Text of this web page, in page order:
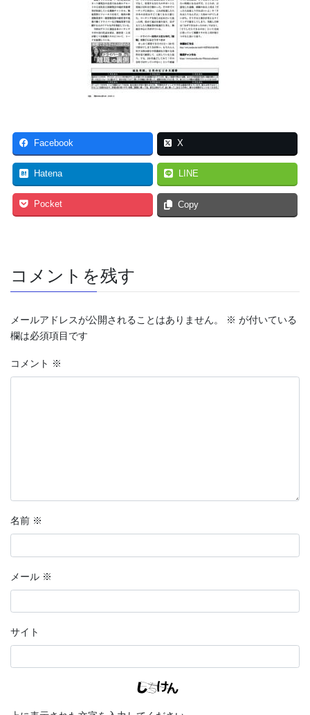
Facebook X
Hatena LINE
Pocket Copy
コメントを残す
メールアドレスが公開されることはありません。 ※ が付いている
欄は必須項目です
コメント ※
名前 ※
メール ※
サイト